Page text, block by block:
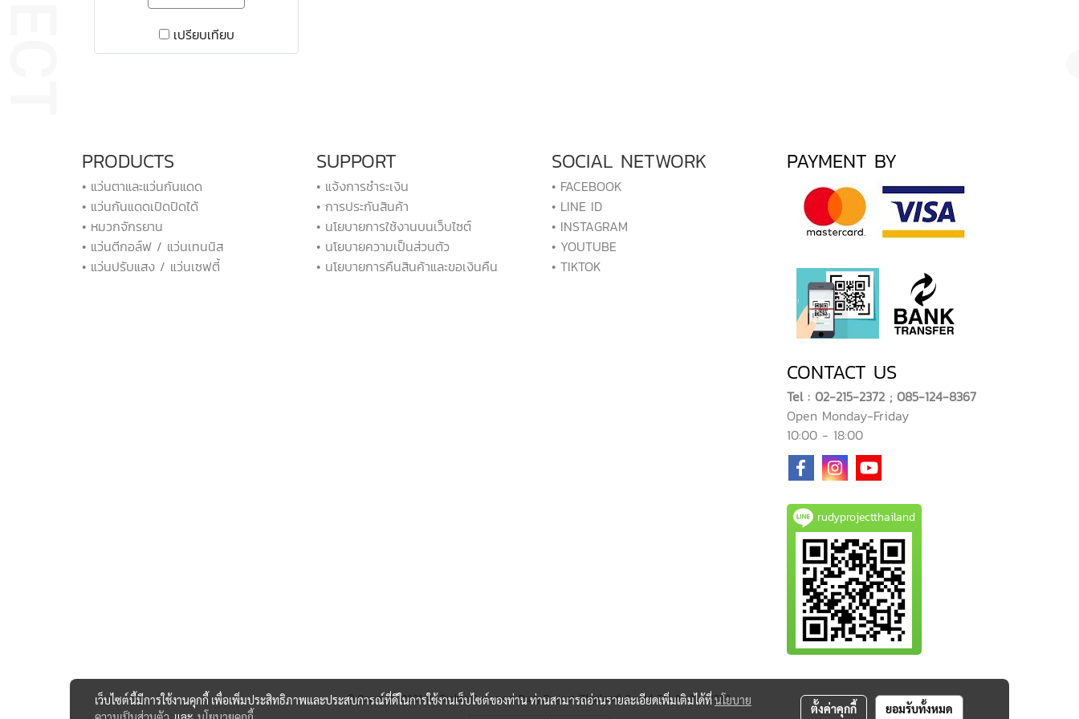
เปรียบเทียบ
PRODUCTS
• แว่นตาและแว่นกันแดด
• แว่นกันแดดเปิดปิดได้
• หมวกจักรยาน
• แว่นตีกอล์ฟ / แว่นเทนนิส
• แว่นปรับแสง / แว่นเซฟตี้
SUPPORT
• แจ้งการชำระเงิน
• การประกันสินค้า
• นโยบายการใช้งานบนเว็บไซต์
• นโยบายความเป็นส่วนตัว
• นโยบายการคืนสินค้าและขอเงินคืน
SOCIAL NETWORK
• FACEBOOK
• LINE ID
• INSTAGRAM
• YOUTUBE
• TIKTOK
PAYMENT BY
CONTACT US
Tel : 02-215-2372 ; 085-124-8367
Open Monday-Friday
10:00 - 18:00
rudyprojectthailand
© Copyright 2021 All Rights Reserved. Rudy Project (Thailand) Co Ltd. Tel: 02-215-2372
เว็บไซต์นี้มีการใช้งานคุกกี้ เพื่อเพิ่มประสิทธิภาพและประสบการณ์ที่ดีในการใช้งานเว็บไซต์ของท่าน ท่านสามารถอ่านรายละเอียดเพิ่มเติมได้ที่นโยบาย
ตั้งค่าคุกกี้ ยอมรับทั้งหมด